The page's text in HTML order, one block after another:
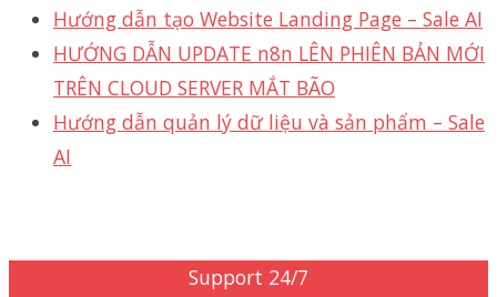
Hướng dẫn tạo Website Landing Page – Sale AI
HƯỚNG DẪN UPDATE n8n LÊN PHIÊN BẢN MỚI
TRÊN CLOUD SERVER MẮT BÃO
Hướng dẫn quản lý dữ liệu và sản phẩm – Sale
AI
Support 24/7